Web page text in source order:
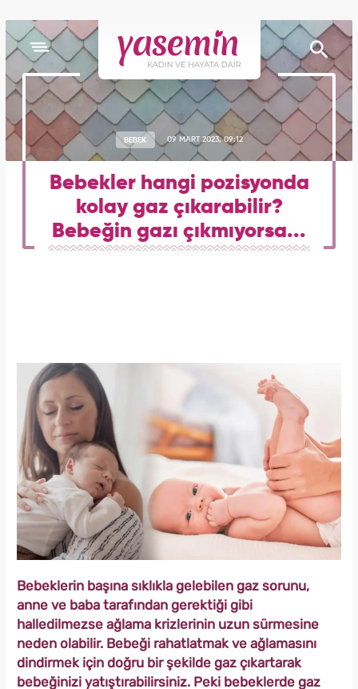
BEBEK 09 MART 2023, 09:12
Bebekler hangi pozisyonda
kolay gaz çıkarabilir?
Bebeğin gazı çıkmıyorsa...
Bebeklerin başına sıklıkla gelebilen gaz sorunu,
anne ve baba tarafından gerektiği gibi
halledilmezse ağlama krizlerinin uzun sürmesine
neden olabilir. Bebeği rahatlatmak ve ağlamasını
dindirmek için doğru bir şekilde gaz çıkartarak
bebeğinizi yatıştırabilirsiniz. Peki bebeklerde gaz